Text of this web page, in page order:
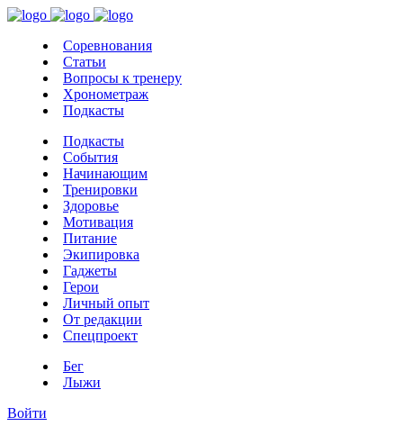
Соревнования
Статьи
Вопросы к тренеру
Хронометраж
Подкасты
Подкасты
События
Начинающим
Тренировки
Здоровье
Мотивация
Питание
Экипировка
Гаджеты
Герои
Личный опыт
От редакции
Спецпроект
Бег
Лыжи
Войти